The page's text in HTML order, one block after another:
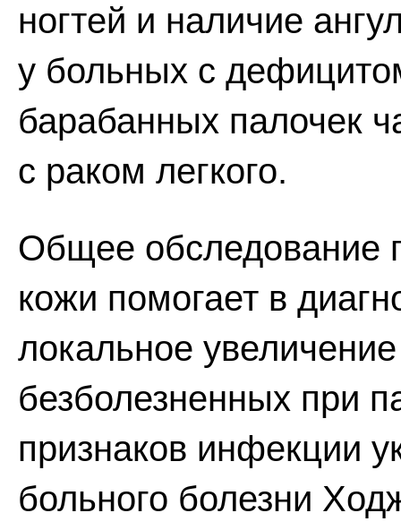
ногтей и наличие
у больных с
барабанных палочек
с раком легкого.
Общее обследование
кожи помогает в
локальное
безболезненных при
признаков инфекции
больного болезни